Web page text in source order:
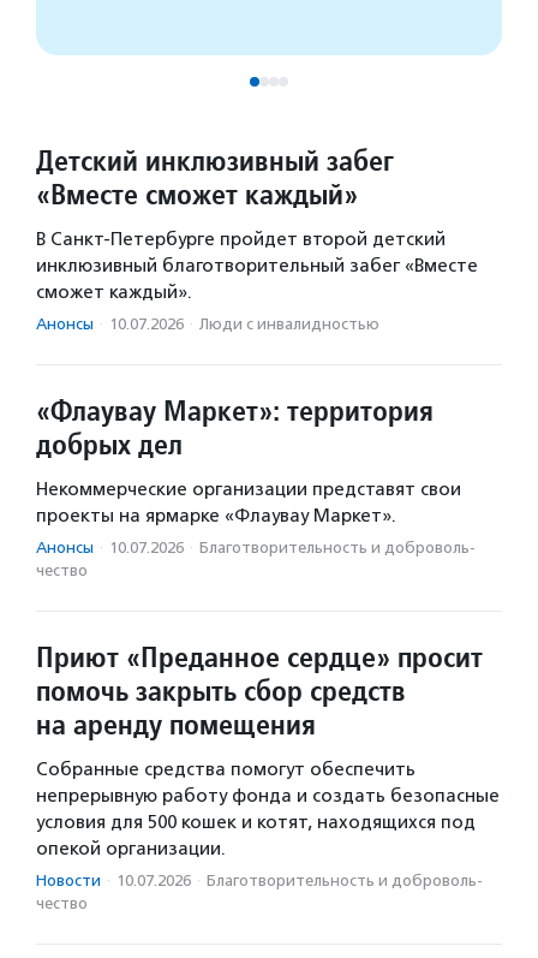
Детский инклюзивный забег
«Вместе сможет каждый»
В Санкт-Петербурге пройдет второй детский
инклюзивный благотворительный забег «Вместе
сможет каждый».
Анонсы · 10.07.2026 · Люди с инвалидностью
«Флаувау Маркет»: территория
добрых дел
Некоммерческие организации представят свои
проекты на ярмарке «Флаувау Маркет».
Анонсы · 10.07.2026 · Благотвори­тель­ность и доброволь­
чест­во
Приют «Преданное сердце» просит
помочь закрыть сбор средств
на аренду помещения
Собранные средства помогут обеспечить
непрерывную работу фонда и создать безопасные
условия для 500 кошек и котят, находящихся под
опекой организации.
Новости · 10.07.2026 · Благотвори­тель­ность и доброволь­
чест­во